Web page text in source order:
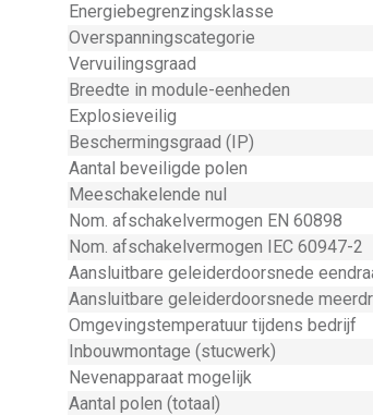
Energiebegrenzingsklasse
Overspanningscategorie
Vervuilingsgraad
Breedte in module-eenheden
Explosieveilig
Beschermingsgraad (IP)
Aantal beveiligde polen
Meeschakelende nul
Nom. afschakelvermogen EN 60898
Nom. afschakelvermogen IEC 60947-2
Aansluitbare geleiderdoorsnede
Aansluitbare geleiderdoorsnede
Omgevingstemperatuur tijdens bedrijf
Inbouwmontage (stucwerk)
Nevenapparaat mogelijk
Aantal polen (totaal)